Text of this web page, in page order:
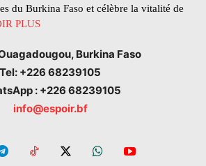
du Burkina Faso et célèbre la vitalité de
PLUS
Burkina Faso
Tel: +226 68239105
: +226 68239105
info@espoir.bf